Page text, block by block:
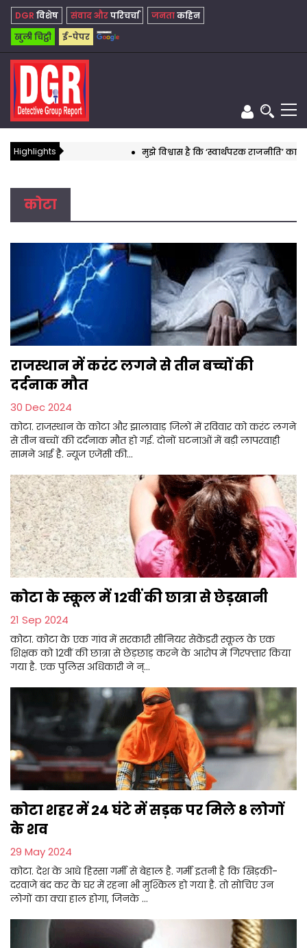
DGR विशेष संवाद औरपरिचर्चा जनताकहिन
खुली चिट्ठी
ई-पेपर
Highlights मुझे विश्वास है कि ‘स्वार्थपरक राजनीति’ का यह
कोटा
राजस्थान में करंट लगने से तीन बच्चों की
दर्दनाक मौत
30 Dec 2024
कोटा. राजस्थान के कोटा और झालावाड़ जिलों में रविवार को करंट लगने
से तीन बच्चों की दर्दनाक मौत हो गई. दोनों घटनाओं में बड़ी लापरवाही
सामने आई है. न्यूज एजेंसी की...
कोटा के स्कूल में 12वीं की छात्रा से छेड़खानी
21 Sep 2024
कोटा. कोटा के एक गांव में सरकारी सीनियर सेकेंडरी स्कूल के एक
शिक्षक को 12वीं की छात्रा से छेड़छाड़ करने के आरोप में गिरफ्तार किया
गया है. एक पुलिस अधिकारी ने न्...
कोटा शहर में 24 घंटे में सड़क पर मिले 8 लोगों
के शव
29 May 2024
कोटा. देश के आधे हिस्सा गर्मी से बेहाल है. गर्मी इतनी है कि खिड़की-
दरवाजे बंद कर के घर में रहना भी मुश्किल हो गया है. तो सोचिए उन
लोगों का क्या हाल होगा, जिनके ...